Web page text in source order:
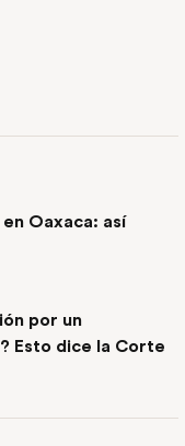
Oaxaca: así
por un
Esto dice la Corte